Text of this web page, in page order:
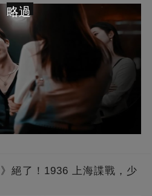
絕了！1936 上海諜戰，少
略過